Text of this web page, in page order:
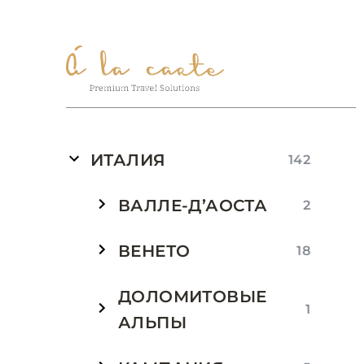
ИТАЛИЯ 142
ВАЛЛЕ-Д’АОСТА 2
ВЕНЕТО 18
ДОЛОМИТОВЫЕ
АЛЬПЫ
1